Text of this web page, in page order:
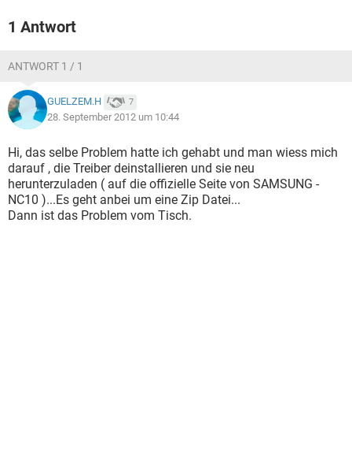
1 Antwort
ANTWORT 1 / 1
GUELZEM.H 7
28. September 2012 um 10:44
Hi, das selbe Problem hatte ich gehabt und man wiess mich
darauf , die Treiber deinstallieren und sie neu
herunterzuladen ( auf die offizielle Seite von SAMSUNG -
NC10 )...Es geht anbei um eine Zip Datei...
Dann ist das Problem vom Tisch.